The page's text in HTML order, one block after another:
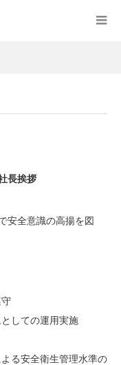
長挨拶
安全意識の高揚を図
しての運用実施
る安全衛生管理水準の